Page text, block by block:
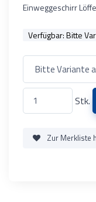
Einweggeschirr
Verfügbar:Bitte
Stk.
Zur Merkliste